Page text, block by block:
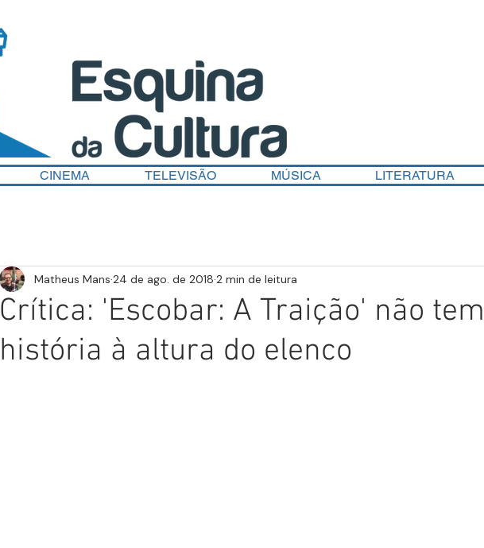
CINEMA TELEVISÃO MÚSICA LITERATURA
Crítica: 'Escobar: A Traição' não tem
história à altura do elenco
Matheus Mans 24 de ago. de 2018 2 min de leitura